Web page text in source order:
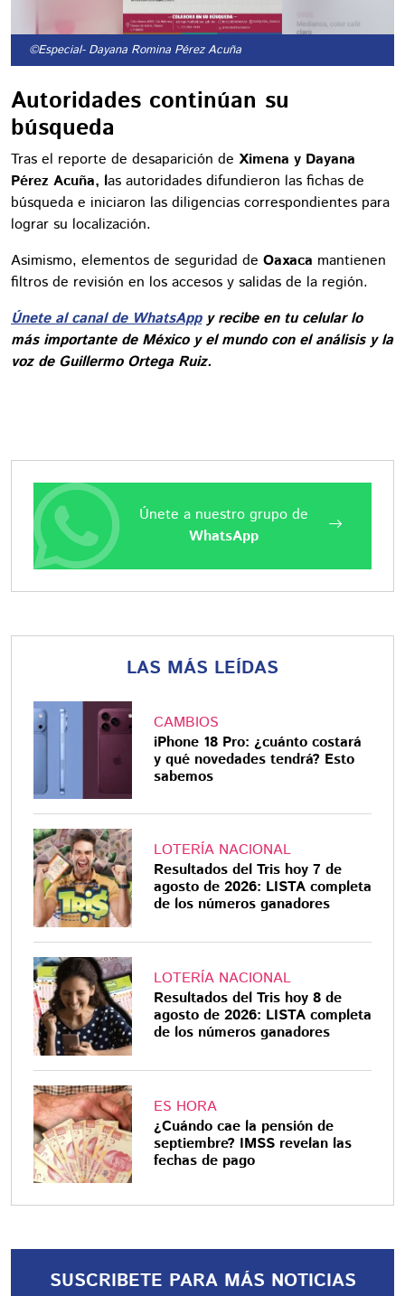
©Especial- Dayana Romina Pérez Acuña
Autoridades continúan su
búsqueda
Tras el reporte de desaparición de Ximena y Dayana
Pérez Acuña, las autoridades difundieron las fichas de
búsqueda e iniciaron las diligencias correspondientes para
lograr su localización.
Asimismo, elementos de seguridad de Oaxaca mantienen
filtros de revisión en los accesos y salidas de la región.
Únete al canal de WhatsAppy recibe en tu celular lo
más importante de México y el mundo con el análisis y la
voz de Guillermo Ortega Ruiz.
Únete a nuestro grupo de
WhatsApp
LAS MÁS LEÍDAS
CAMBIOS
iPhone 18 Pro: ¿cuánto costará
y qué novedades tendrá? Esto
sabemos
LOTERÍA NACIONAL
Resultados del Tris hoy 7 de
agosto de 2026: LISTA completa
de los números ganadores
LOTERÍA NACIONAL
Resultados del Tris hoy 8 de
agosto de 2026: LISTA completa
de los números ganadores
ES HORA
¿Cuándo cae la pensión de
septiembre? IMSS revelan las
fechas de pago
SUSCRIBETE PARA MÁS NOTICIAS